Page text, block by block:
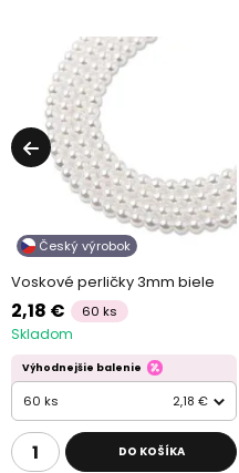
Český výrobok
Voskové perličky 3mm biele
2,18 € 60 ks
Skladom
Výhodnejšie balenie
60 ks 2,18 €
DO KOŠÍKA